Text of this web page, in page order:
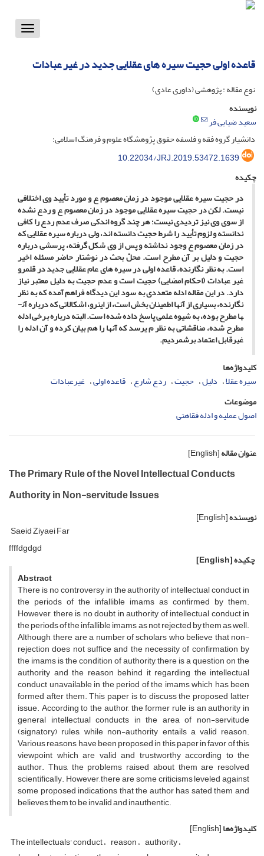
Toggle
قاعده اولی حجیت سیره های عقلایی جدید در غیر عبادات
نوع مقاله : پژوهشی (داوری عادی)
نویسنده
سعید ضیایی فر
دانشیار گروه فقه و فلسفه حقوق پژوهشگاه علوم و فرهنگ اسلامی؛
10.22034/JRJ.2019.53472.1639
چکیده
در حجیت سیره عقلایی موجود در زمان معصوم ع و مورد تأیید وی اختلافی
نیست. لکن در حجیت سیره عقلایی موجود در زمان معصوم ع و ردع نشده
از سوی وی نیز تردیدی نیست؛ هر چند گروه اندکی صرف عدم ردع را کافی
ندانسته و لزوم تأیید را شرط حجیت دانسته­ اند، ولی درباره سیره عقلایی که
در زمان معصوم ع وجود نداشته و پس از وی شکل گرفته، پرسشی درباره
حجیت و دلیل بر آن مطرح است. محلّ بحث در نوشتار حاضر مسئله اخیر
است. به­ نظر نگارنده، قاعده اولی در سیره­ های عام عقلایی جدید در قلمرو
غیر عبادات (احکام امضایی) حجیت است و عدم حجیت به­ دلیل معتبر نیاز
دارد. در این مقاله ادله متعددی به سود این دیدگاه فراهم آمده که به­ نظر
نگارنده، بسیاری از آن­ها اطمینان­ بخش است، از این­رو، اشکالاتی که درباره آن­
ها مطرح بوده، به شیوه علمی پاسخ داده شده است. البته درباره برخی ادله
مطرح شده، مناقشاتی به ­نظر م ی­رسد که آن­ها را هم بیان کرده و آن ادله را
غیرقابل اعتماد برشمردیم.
کلیدواژه‌ها
سیره عقلا دلیل حجیت ردع شارع قاعده اولی غیرعبادات
موضوعات
اصول عملیه و ادله فقاهتی
عنوان مقاله[English]
The Primary Rule of the Novel Intellectual Conducts
Authority in Non-servitude Issues
نویسنده[English]
Saeid Ziyaei Far
ffffdgdgd
چکیده[English]
Abstract
There is no controversy in the authority of intellectual conduct in
the periods of the infallible imams as confirmed by them.
However, there is no doubt in authority of intellectual conduct in
the periods of the infallible imams as not rejected by them as well.
Although, there are a number of scholars who believe that non-
rejection does not suffice and the necessity of confirmation by
the imams is the condition of authority, there is a question on the
authority and the reason behind it regarding the intellectual
conduct unavailable in the period of the imams which has been
formed after them. This paper is to discuss the proposed latter
issue. According to the author, the former rule is an authority in
general intellectual conducts in the area of non-servitude
(signatory) rules, while non-authority entails a valid reason.
Various reasons have been proposed in this paper in favor of this
viewpoint which are valid and trustworthy according to the
author. Thus, the problems raised about them are resolved
scientifically. However, there are some criticisms leveled against
some proposed indications that the author has sated them and
believes them to be invalid and inauthentic.
کلیدواژه‌ها[English]
The intellectuals' conduct reason authority